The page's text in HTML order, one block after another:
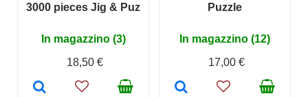
3000 pieces Jig & Puz
In magazzino (3)
18,50 €
Puzzle
In magazzino (12)
17,00 €